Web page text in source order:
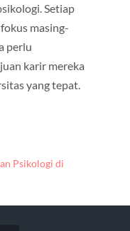
Setiap
masing-
perlu
karir mereka
yang tepat.
Psikologi di